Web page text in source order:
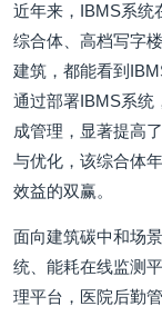
近年来，IBMS系统
综合体、高档写字
建筑，都能看到
通过部署IBMS系统
成管理，显著提高
与优化，该综合体
效益的双赢。
面向建筑碳中和场
统、能耗在线监测
理平台，医院后勤